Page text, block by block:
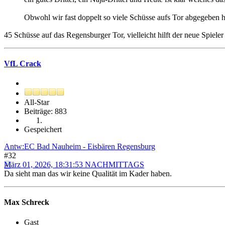
Obwohl wir fast doppelt so viele Schüsse aufs Tor abgegeben
45 Schüsse auf das Regensburger Tor, vielleicht hilft der neue
VfL Crack
All-Star
Beiträge: 883
Gespeichert
Antw:EC Bad Nauheim - Eisbären Regensburg
#32
März 01, 2026, 18:31:53 NACHMITTAGS
Da sieht man das wir keine Qualität im Kader haben.
Max Schreck
Gast